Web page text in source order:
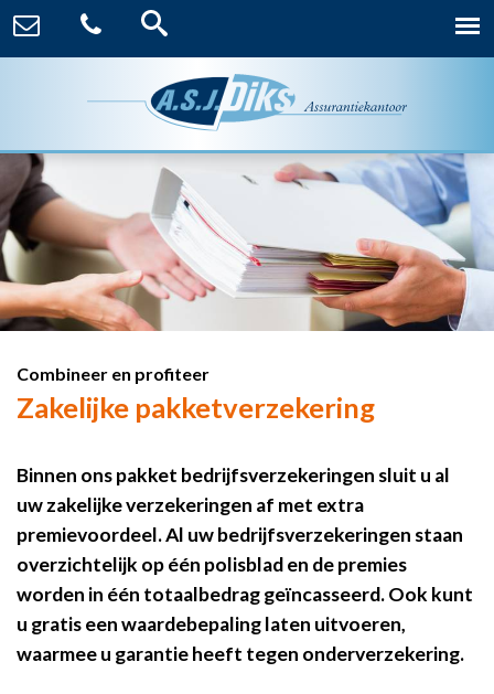
Combineer en profiteer
Zakelijke pakketverzekering
Binnen ons pakket bedrijfsverzekeringen sluit u al
uw zakelijke verzekeringen af met extra
premievoordeel. Al uw bedrijfsverzekeringen staan
overzichtelijk op één polisblad en de premies
worden in één totaalbedrag geïncasseerd. Ook kunt
u gratis een waardebepaling laten uitvoeren,
waarmee u garantie heeft tegen onderverzekering.